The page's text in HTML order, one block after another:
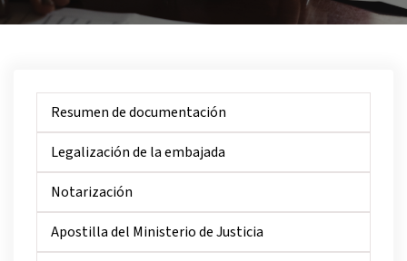
Resumen de documentación
Legalización de la embajada
Notarización
Apostilla del Ministerio de Justicia